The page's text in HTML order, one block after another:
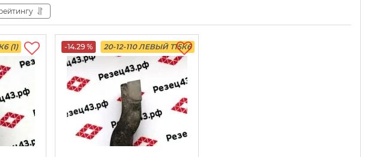
(1) -14.29 % 20-12-110 ЛЕВЫЙ Т15К6